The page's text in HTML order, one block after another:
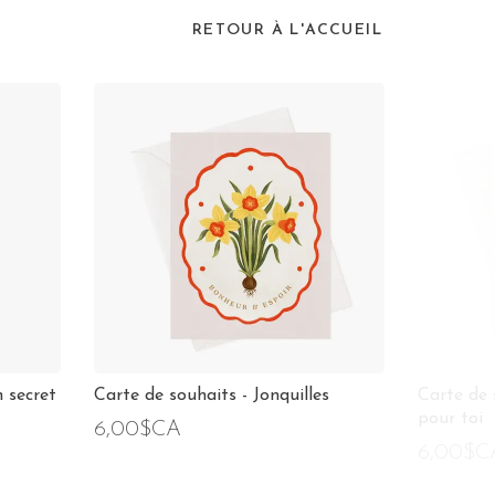
RETOUR À L'ACCUEIL
secret Carte de souhaits - Jonquilles
6,00$CA